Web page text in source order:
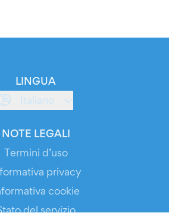
LINGUA
Italiano
NOTE LEGALI
Termini d’uso
privacy
cookie
del servizio